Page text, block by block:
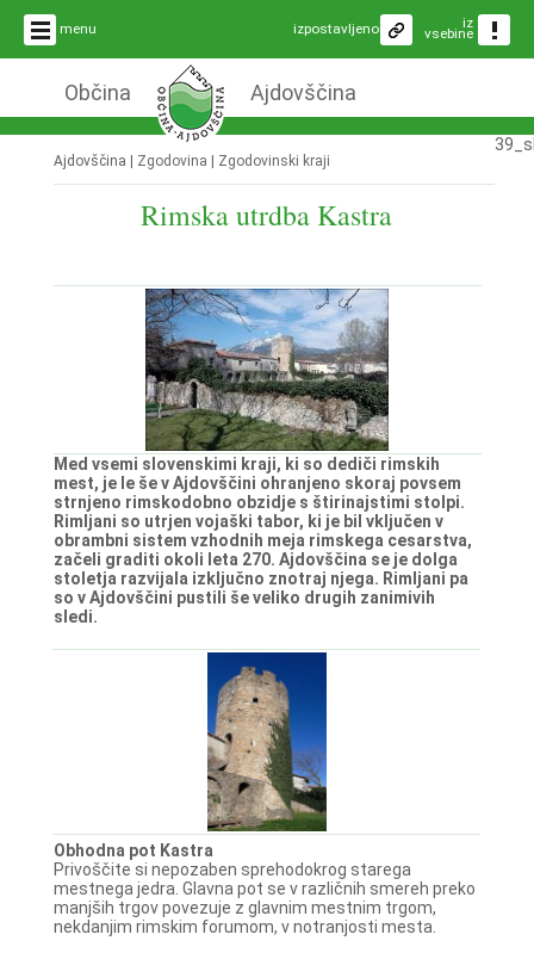
menu iz
vsebine
izpostavljeno
Občina Ajdovščina
Ajdovščina | Zgodovina Zgodovinski kraji
Rimska utrdba Kastra
Med vsemi slovenskimi kraji, ki so dediči rimskih
mest, je le še v Ajdovščini ohranjeno skoraj povsem
strnjeno rimskodobno obzidje s štirinajstimi stolpi.
Rimljani so utrjen vojaški tabor, ki je bil vključen v
obrambni sistem vzhodnih meja rimskega cesarstva,
začeli graditi okoli leta 270. Ajdovščina se je dolga
stoletja razvijala izključno znotraj njega. Rimljani pa
so v Ajdovščini pustili še veliko drugih zanimivih
sledi.
Obhodna pot Kastra
Privoščite si nepozaben sprehodokrog starega
mestnega jedra. Glavna pot se v različnih smereh preko
manjših trgov povezuje z glavnim mestnim trgom,
nekdanjim rimskim forumom, v notranjosti mesta.